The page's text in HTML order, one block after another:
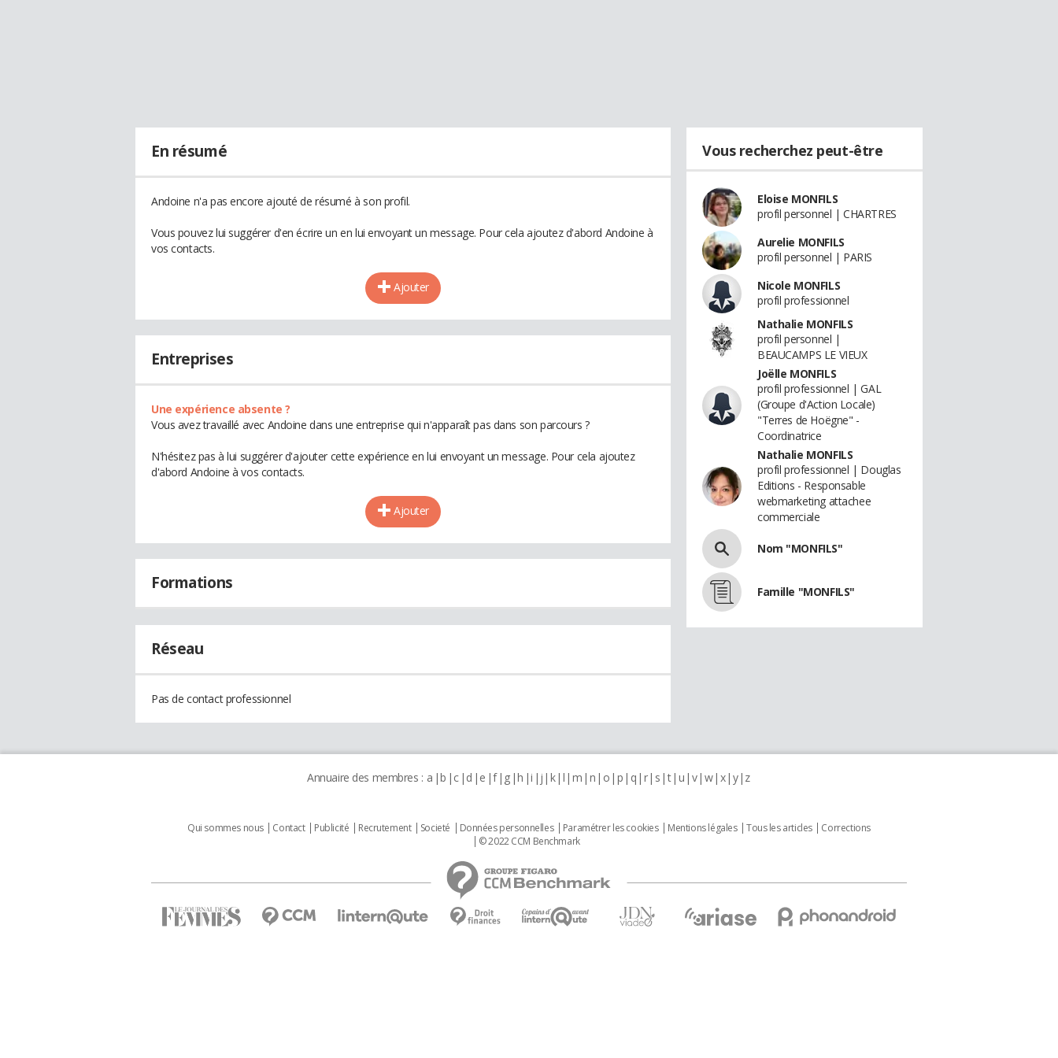
En résumé
Andoine n'a pas encore ajouté de résumé à son profil.
Vous pouvez lui suggérer d'en écrire un en lui envoyant un message. Pour cela ajoutez d'abord Andoine à
vos contacts.
Ajouter
Entreprises
Une expérience absente ?
Vous avez travaillé avec Andoine dans une entreprise qui n'apparaît pas dans son parcours ?
N'hésitez pas à lui suggérer d'ajouter cette expérience en lui envoyant un message. Pour cela ajoutez
d'abord Andoine à vos contacts.
Ajouter
Formations
Réseau
Pas de contact professionnel
Vous recherchez peut-être
Eloise MONFILS
profil personnel | CHARTRES
Aurelie MONFILS
profil personnel | PARIS
Nicole MONFILS
profil professionnel
Nathalie MONFILS
profil personnel |
BEAUCAMPS LE VIEUX
Joëlle MONFILS
profil professionnel | GAL
(Groupe d'Action Locale)
"Terres de Hoëgne" -
Coordinatrice
Nathalie MONFILS
profil professionnel | Douglas
Editions - Responsable
webmarketing attachee
commerciale
Nom "MONFILS"
Famille "MONFILS"
Annuaire des membres : a b c d e f g h i j k l m n o p q r s t u v w x y z
Qui sommes nous Contact Publicité Recrutement Societé Données personnelles Paramétrer les cookies Mentions légales Tous les articles
Corrections
© 2022 CCM Benchmark